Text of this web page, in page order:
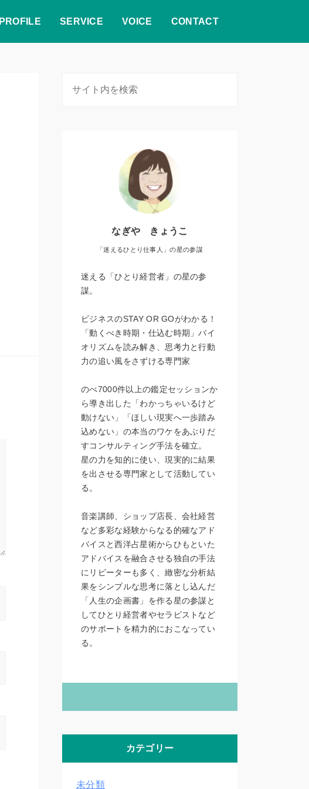
PROFILE SERVICE VOICE CONTACT
なぎや きょうこ
「迷えるひとり仕事人」の星の参謀
迷える「ひとり経営者」の星の参
謀。
ビジネスのSTAY OR GOがわかる！
「動くべき時期・仕込む時期」バイ
オリズムを読み解き、思考力と行動
力の追い風をさずける専門家
のべ7000件以上の鑑定セッションか
ら導き出した「わかっちゃいるけど
動けない」「ほしい現実へ一歩踏み
込めない」の本当のワケをあぶりだ
すコンサルティング手法を確立。
星の力を知的に使い、現実的に結果
を出させる専門家として活動してい
る。
音楽講師、ショップ店長、会社経営
など多彩な経験からなる的確なアド
バイスと西洋占星術からひもといた
アドバイスを融合させる独自の手法
にリピーターも多く、緻密な分析結
果をシンプルな思考に落とし込んだ
「人生の企画書」を作る星の参謀と
してひとり経営者やセラピストなど
のサポートを精力的におこなってい
る。
カテゴリー
未分類